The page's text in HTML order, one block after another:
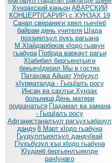
Хунзахский каньон АВАРСКИЙ
КОНЦЕРТ(САРИР) с.ХУНЗАХ 19
Санал свераниги хвел гьечIеб
байрам день учителя ЦIада
поэзиялъул рукъ рагьана
М.ХIайдарбеков кIодо гьавун
гьабура ГIобода варкаут рагьи
ХIабибил бергьенлъиги
бекьечIдерил Мы в гостях
Патахова Айшат Улбузул
хIурматалда - ГьоцIалъ росу
Инсан ва сахлъи Хунзах
больница День матери
подкачаться ГIадамал ва замана
- ГьоцIалъ росу
Афганистаналъул рагъухъабазул
дандч 8 Март кIодо гьабуна
Гьудуллъиялъул дандчIвай
ГIухьбузул къо кIодо гьабуна
КIудияб бергьенлъиялде
рачIунаго